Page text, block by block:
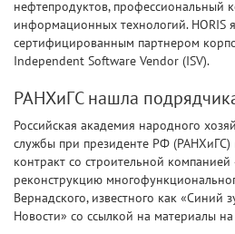
нефтепродуктов, профессиональный
информационных технологий. HORIS
сертифицированным партнером
Independent Software Vendor (ISV).
РАНХиГС нашла
Российская академия народного
службы при президенте РФ (РАНХиГС)
контракт со строительной
реконструкцию
Вернадского, известного как «Синий
Новости» со ссылкой на материалы на